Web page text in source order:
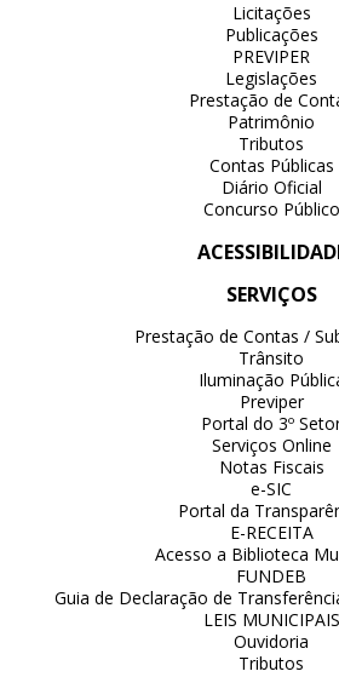
Licitações
Publicações
PREVIPER
Legislações
Prestação de
Patrimônio
Tributos
Contas Públicas
Diário Oficial
Concurso Público
SERVIÇOS
Prestação de Contas /
Trânsito
Iluminação
Previper
Portal do 3º
Serviços Online
Notas Fiscais
e-SIC
Portal da
E-RECEITA
Acesso a Biblioteca
FUNDEB
Guia de Declaração de
LEIS MUNICIPAIS
Ouvidoria
Tributos